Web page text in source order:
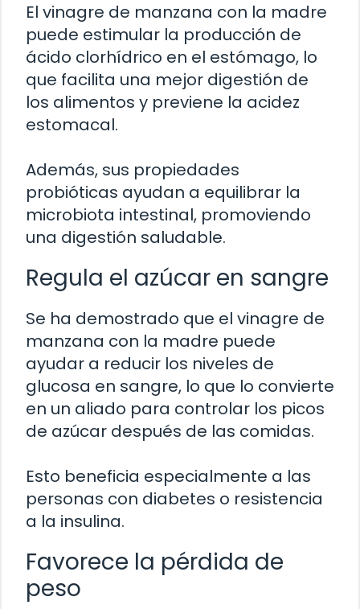
El vinagre de manzana con la madre
puede estimular la producción de
ácido clorhídrico en el estómago, lo
que facilita una mejor digestión de
los alimentos y previene la acidez
estomacal.
Además, sus propiedades
probióticas ayudan a equilibrar la
microbiota intestinal, promoviendo
una digestión saludable.
Regula el azúcar en sangre
Se ha demostrado que el vinagre de
manzana con la madre puede
ayudar a reducir los niveles de
glucosa en sangre, lo que lo convierte
en un aliado para controlar los picos
de azúcar después de las comidas.
Esto beneficia especialmente a las
personas con diabetes o resistencia
a la insulina.
Favorece la pérdida de
peso